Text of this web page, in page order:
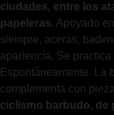
ciudades, entre los
papeleras. Apoyado
siempre, aceras,
apariencia. Se
Espontáneamente. La
complementa con
ciclismo barbudo, de